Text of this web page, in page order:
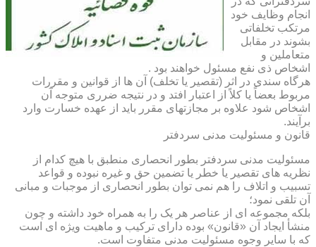
انجام وظایف خود
مرتکب تخلفاتی
بشوند در مقابل
متعاملین و
اشخاص ذی نفع مسئول خواهند بود .
هرگاه سندی در اثر (تقصیر یا تخلف) آن ها از قوانین و مقررات
مربوط بعضاً یا کلاً از اعتبار افتد و در نتیجه ضرری متوجه آن
اشخاص شود علاوه بر مجازتهای مقرر باید از عهده خسارت وارد
برآیند.
قانون و مسئولیت مدنی سردفتر
مسئولیت مدنی سردفتر بطور انحصاری منطبق با هیچ کدام از
نظریه های تقصیر یا خطر یا تضمین حق و غیره نبوده و قواعد
تسبیب و اتلاف را هم نمی توان بطور انحصاری از موجبات و مبانی
آن تلقی نمود؛
بلکه مجموعه ای از عناصر هر یک را به همراه خود داشته و چون
منشأ ایجاد آن «قانون» بوده دارای ترکیب و ماهیت ویژه ای است
که با سایر وجوه مسئولیت مدنی متفاوت است.